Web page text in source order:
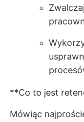
**Co to jest
Mówiąc